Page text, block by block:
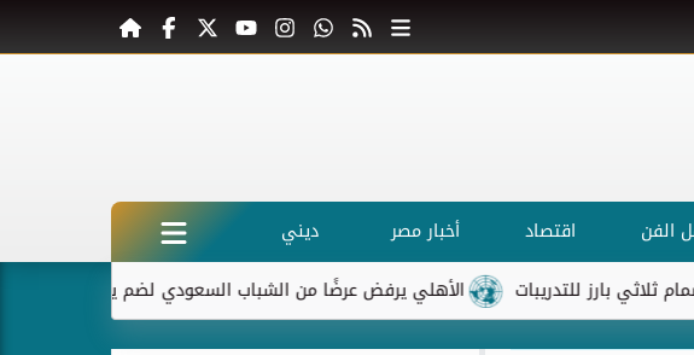
الفن اقتصاد أخبار مصر
ديني
الأهلي يرفض عرضًا من الشباب السعودي لضم ياسر إبراهيم بارز للتدريبات